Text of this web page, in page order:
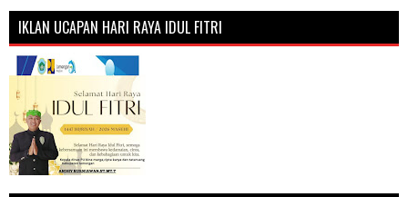
IKLAN UCAPAN HARI RAYA IDUL FITRI